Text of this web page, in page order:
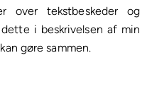
over tekstbeskeder og
dette i beskrivelsen af min
gøre sammen.